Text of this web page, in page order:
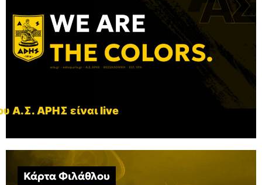
Α.Σ. ΑΡΗΣ είναι live
Κάρτα Φιλάθλου